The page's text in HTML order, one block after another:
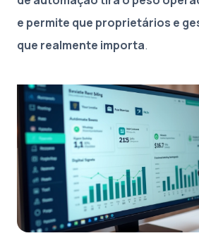
e permite que proprietários e
que realmente importa.